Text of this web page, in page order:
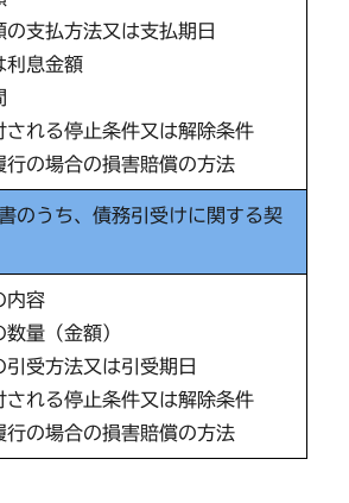
支払方法又は支払期日
息金額
れる停止条件又は解除条件
の場合の損害賠償の方法
のうち、債務引受けに関する契
内容
量（金額）
受方法又は引受期日
れる停止条件又は解除条件
の場合の損害賠償の方法